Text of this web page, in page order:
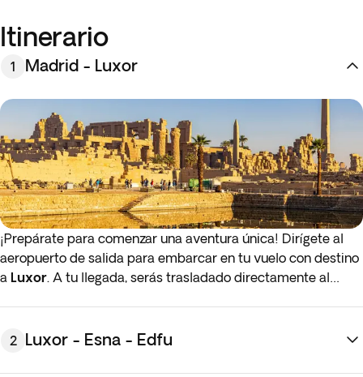
Itinerario
1 Madrid - Luxor
¡Prepárate para comenzar una aventura única! Dirígete al
aeropuerto de salida para embarcar en tu vuelo con destino
a Luxor. A tu llegada, serás trasladado directamente al
bordo.
2 Luxor - Esna - Edfu